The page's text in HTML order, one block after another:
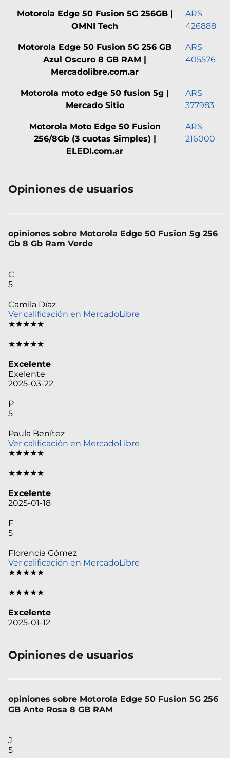
Motorola Edge 50 Fusion 5G 256GB |
OMNI Tech
ARS
426888
Motorola Edge 50 Fusion 5G 256 GB
Azul Oscuro 8 GB RAM |
Mercadolibre.com.ar
ARS
405576
Motorola moto edge 50 fusion 5g |
Mercado Sitio
ARS
377983
Motorola Moto Edge 50 Fusion
256/8Gb (3 cuotas Simples) |
ELEDI.com.ar
ARS
216000
Opiniones de usuarios
opiniones sobre Motorola Edge 50 Fusion 5g 256
Gb 8 Gb Ram Verde
C
5
Camila Díaz
Ver calificación en MercadoLibre
★★★★★
★★★★★
Excelente
Exelente
2025-03-22
P
5
Paula Benítez
Ver calificación en MercadoLibre
★★★★★
★★★★★
Excelente
2025-01-18
F
5
Florencia Gómez
Ver calificación en MercadoLibre
★★★★★
★★★★★
Excelente
2025-01-12
Opiniones de usuarios
opiniones sobre Motorola Edge 50 Fusion 5G 256
GB Ante Rosa 8 GB RAM
J
5